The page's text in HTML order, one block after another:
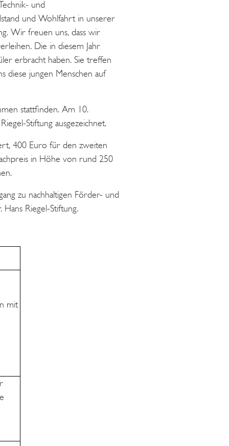
und
und Wohlfahrt in unserer
Wir freuen uns, dass wir
Die in diesem Jahr
erbracht haben. Sie treffen
diese jungen Menschen auf
stattfinden. Am 10.
Stiftung ausgezeichnet.
400 Euro für den zweiten
in Höhe von rund 250
zu nachhaltigen Förder- und
Riegel-Stiftung.
mit